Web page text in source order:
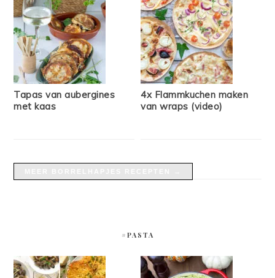
Tapas van aubergines
met kaas
4x Flammkuchen maken
van wraps (video)
#PASTA